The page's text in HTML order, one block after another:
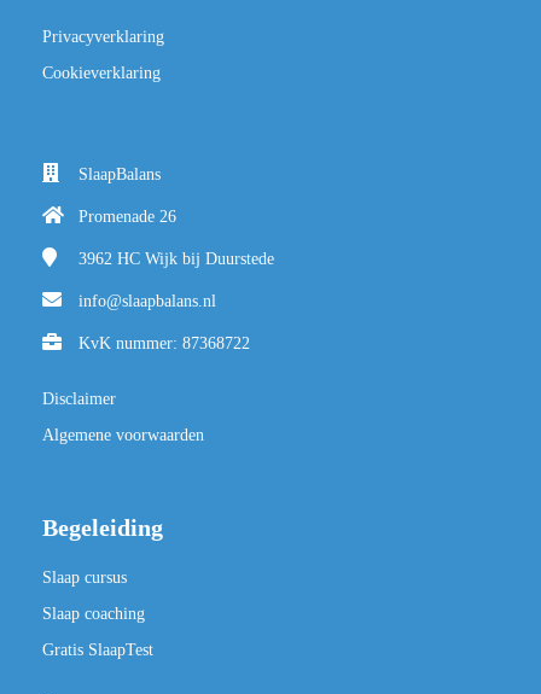
Privacyverklaring
Cookieverklaring
SlaapBalans
Promenade 26
3962 HC Wijk bij Duurstede
info@slaapbalans.nl
KvK nummer: 87368722
Disclaimer
Algemene voorwaarden
Begeleiding
Slaap cursus
Slaap coaching
Gratis SlaapTest